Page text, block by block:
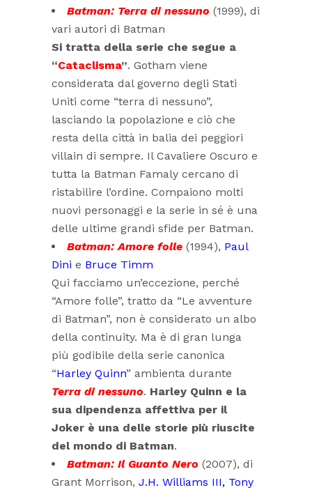
Batman: Terra di nessuno (1999), di
vari autori di Batman
Si tratta della serie che segue a
“Cataclisma”. Gotham viene
considerata dal governo degli Stati
Uniti come “terra di nessuno”,
lasciando la popolazione e ciò che
resta della città in balia dei peggiori
villain di sempre. Il Cavaliere Oscuro e
tutta la Batman Famaly cercano di
ristabilire l’ordine. Compaiono molti
nuovi personaggi e la serie in sé è una
delle ultime grandi sfide per Batman.
Batman: Amore folle (1994), Paul
Dini e Bruce Timm
Qui facciamo un’eccezione, perché
“Amore folle”, tratto da “Le avventure
di Batman”, non è considerato un albo
della continuity. Ma è di gran lunga
più godibile della serie canonica
“Harley Quinn” ambienta durante
Terra di nessuno. Harley Quinn e la
sua dipendenza affettiva per il
Joker è una delle storie più riuscite
del mondo di Batman.
Batman: Il Guanto Nero (2007), di
Grant Morrison, J.H. Williams III, Tony